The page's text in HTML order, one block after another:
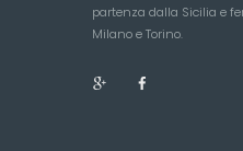
partenza dalla Sicilia e
Milano e Torino.